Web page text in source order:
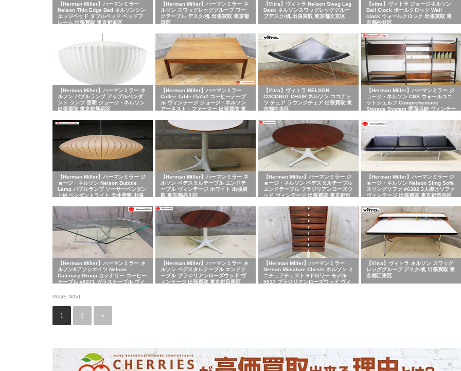
【Herman Miller】ハーマンミラー
Nelson Thin Edge Bed ネルソンシン
エッジベッド ダブルベッド ベッドフ
レーム 出張買取 東京都港区
【Herman Miller】ハーマンミラー ネ
ルソン スワッグレッググループ ワー
クテーブル デスク/机 出張買取 東京都
港区
【Vitra】ヴィトラ Nelson Swag Leg
Desk ネルソンスワッグレッググルー
プデスク/机 出張買取 東京都文京区
【vitra】ヴィトラ ジョージネルソン
Ball Clock ボールクロック Wall
clock ウォールクロック 出張買取 東
京都杉並区
【Herman Miller】ハーマンミラー ネ
ルソン バブルランプ アップルペンダ
ント ランプ 照明 ジョージ・ネルソン
出張買取 東京都新宿区
【Herman Miller】ハーマンミラー
Coffee Table #5752 コーヒーテーブ
ル ヴィンテージ ジョージ・ネルソン
アーネスト・ファーマー 出張買取 東
【Vitra】ヴィトラ NELSON
COCONUT CHAIR ネルソン ココナッ
ツ チェア ラウンジチェア 出張買取 東
京都中央区
【Herman Miller】ハーマンミラー ジ
ョージ・ネルソン CSS ウォールユニ
ットシェルフ Comprehensive
Storage System 壁面収納 ヴィンテー
【Herman Miller】ハーマンミラー ジ
ョージ・ネルソン Nelson Bubble
Lamp バブルランプ ソーサーペンダン
トM ペンダントライト 天井照明 出張
【Herman Miller】ハーマンミラー ネ
ルソン ペデスタルテーブル エンドテ
ーブル ヴィンテージ ホワイト 出張買
取 東京都品川区
【Herman Miller】ハーマンミラー ジ
ョージ・ネルソン ペデスタルテーブル
エンドテーブル ブラジリアンローズウ
ッド ヴィンテージ 出張買取 東京都目
【Herman Miller】ハーマンミラー ジ
ョージ・ネルソン Nelson Sling Sofa
スリングソファ #6382 3人掛けソファ
ヴィンテージ 出張買取 東京都渋谷区
【Herman Miller】ハーマンミラー ネ
ルソン&アソシエイツ Nelson
Catenary Group カテナリー コーヒー
テーブル #6371 ガラステーブル ヴィ
【Herman Miller】ハーマンミラー ネ
ルソン ペデスタルテーブル エンドテ
ーブル ブラジリアンローズウッド ヴ
ィンテージ 出張買取 東京都目黒区
【Herman Miller】ハーマンミラー
Nelson Miniature Chests ネルソン ミ
ニチュアチェスト 9ドロワー モデル
5517 ブラジリアンローズウッド ヴィ
【Vitra】ヴィトラ ネルソン スワッグ
レッググループ デスク/机 出張買取 東
京都江東区
PAGE NAVI
1 2 »